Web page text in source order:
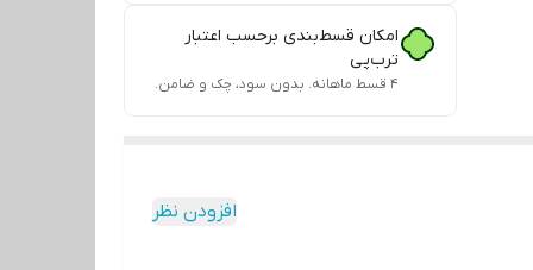
امکان قسط‌بندی برحسب اعتبار
ترب‌پی
۴ قسط ماهانه. بدون سود، چک و ضامن.
افزودن نظر